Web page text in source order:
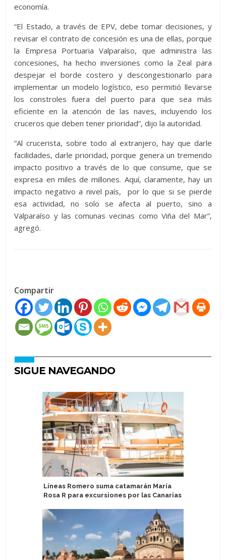
economía.
“El Estado, a través de EPV, debe tomar decisiones, y
revisar el contrato de concesión es una de ellas, porque
la Empresa Portuaria Valparaíso, que administra las
concesiones, ha hecho inversiones como la Zeal para
despejar el borde costero y descongestionarlo para
implementar un modelo logístico, eso permitió llevarse
los constroles fuera del puerto para que sea más
eficiente en la atención de las naves, incluyendo los
cruceros que deben tener prioridad”, dijo la autoridad.
“Al crucerista, sobre todo al extranjero, hay que darle
facilidades, darle prioridad, porque genera un tremendo
impacto positivo a través de lo que consume, que se
expresa en miles de millones. Aquí, claramente, hay un
impacto negativo a nivel país, por lo que si se pierde
esa actividad, no solo se afecta al puerto, sino a
Valparaíso y las comunas vecinas como Viña del Mar”,
agregó.
Compartir
SIGUE NAVEGANDO
Líneas Romero suma catamarán María
Rosa R para excursiones por las Canarias